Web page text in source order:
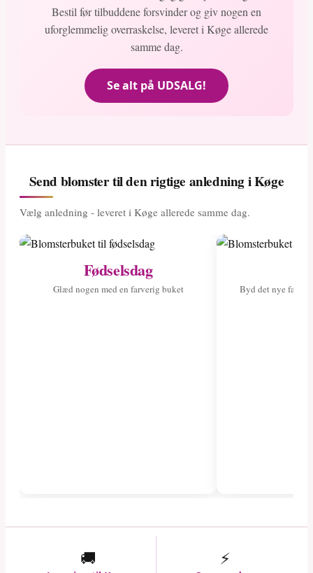
Bestil før tilbuddene forsvinder og giv nogen en
uforglemmelig overraskelse, leveret i Køge allerede
samme dag.
Se alt på UDSALG!
Send blomster til den rigtige anledning i Køge
Vælg anledning - leveret i Køge allerede samme dag.
Fødselsdag
Glæd nogen med en farverig buket Byd det nye
🚚 ⚡